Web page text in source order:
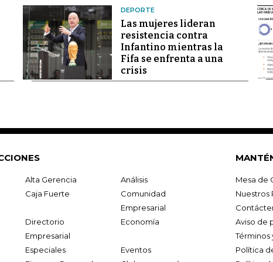
DEPORTE
Las mujeres lideran
resistencia contra
Infantino mientras la
Fifa se enfrenta a una
crisis
Alta Gerencia
Análisis
Caja Fuerte
Comunidad
Empresarial
Directorio
Empresarial
Economía
Especiales
Eventos
Mesa de
Nuestros
Aviso de
Términos
Política